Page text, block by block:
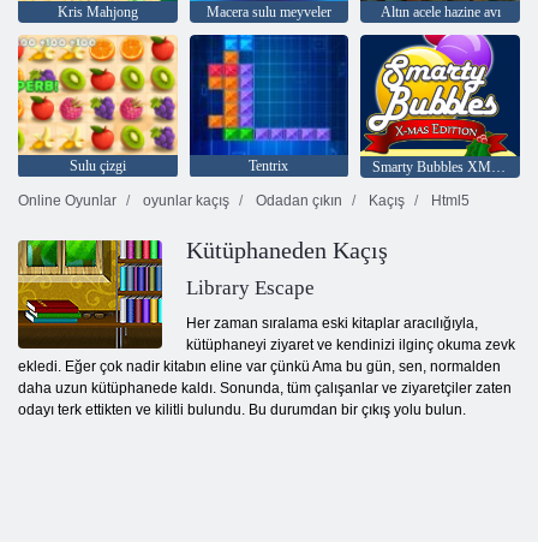
Kris Mahjong Macera sulu meyveler Altın acele hazine avı
Sulu çizgi Tentrix
Smarty Bubbles XMas Sürümü
Online Oyunlar
oyunlar kaçış Odadan çıkın Kaçış Html5
Kütüphaneden Kaçış
Library Escape
Her zaman sıralama eski kitaplar aracılığıyla,
kütüphaneyi ziyaret ve kendinizi ilginç okuma zevk
ekledi. Eğer çok nadir kitabın eline var çünkü Ama bu gün, sen, normalden
daha uzun kütüphanede kaldı. Sonunda, tüm çalışanlar ve ziyaretçiler zaten
odayı terk ettikten ve kilitli bulundu. Bu durumdan bir çıkış yolu bulun.